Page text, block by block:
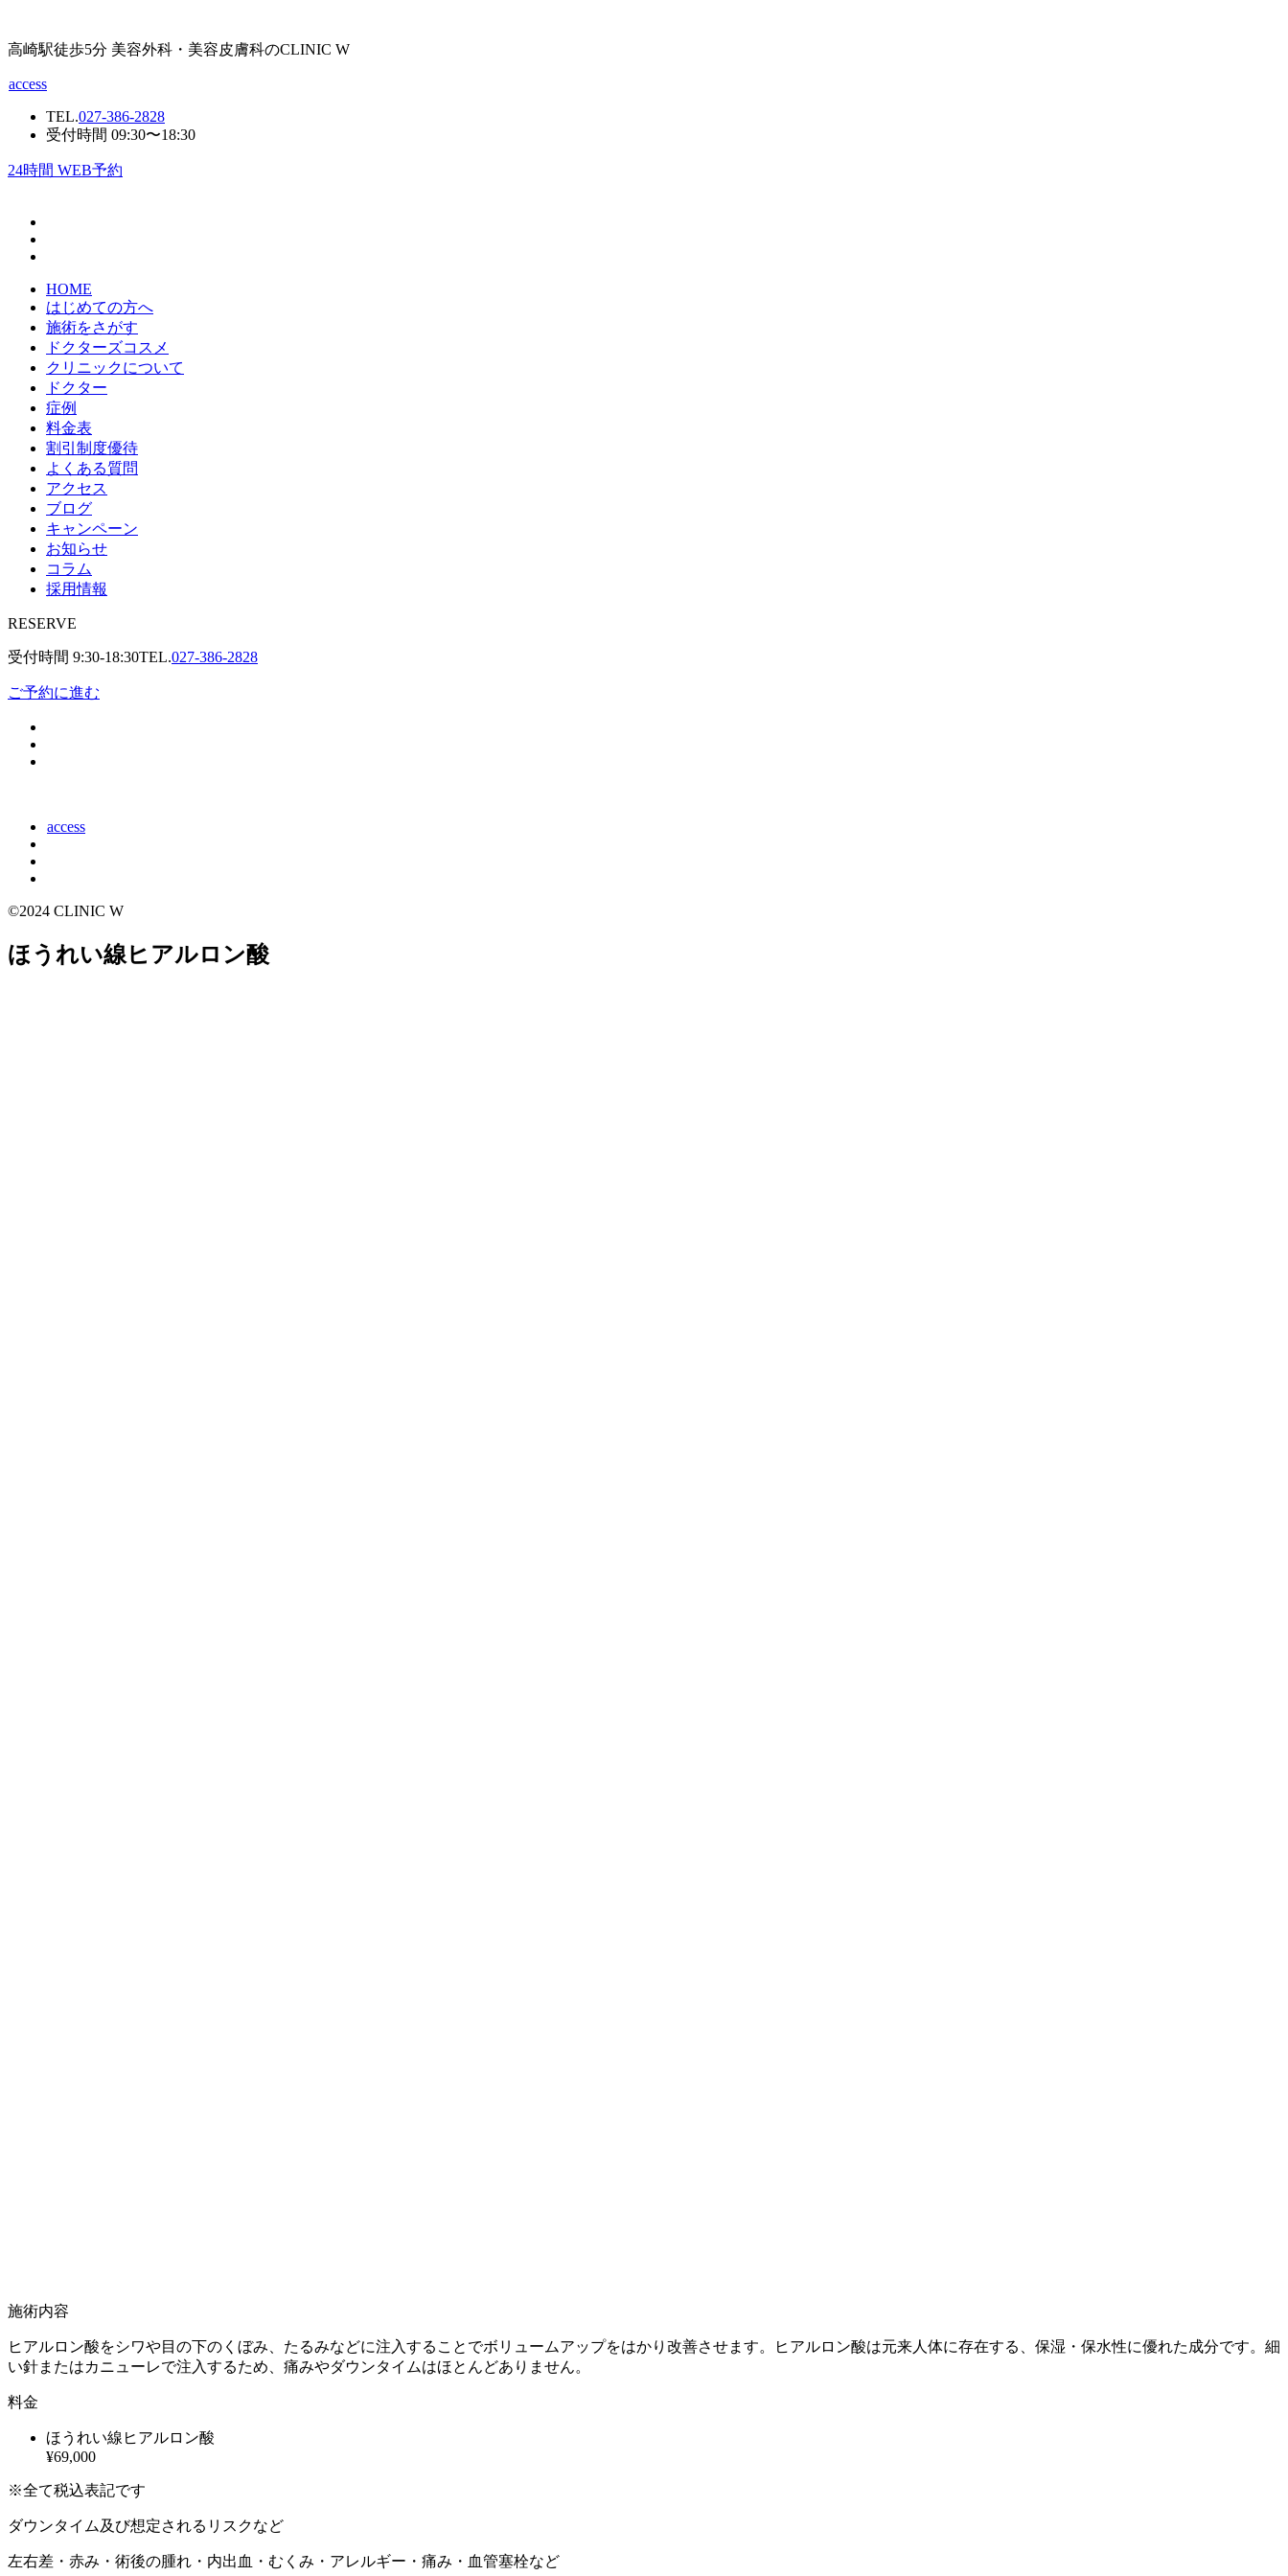
高崎駅徒歩5分 美容外科・美容皮膚科のCLINIC W
access
TEL.027-386-2828
受付時間 09:30〜18:30
24時間 WEB予約
HOME
はじめての方へ
施術をさがす
ドクターズコスメ
クリニックについて
ドクター
症例
料金表
割引制度優待
よくある質問
アクセス
ブログ
キャンペーン
お知らせ
コラム
採用情報
RESERVE
受付時間 9:30-18:30TEL.027-386-2828
ご予約に進む
access
©2024 CLINIC W
ほうれい線ヒアルロン酸
施術内容
ヒアルロン酸をシワや目の下のくぼみ、たるみなどに注入することでボリュームアップをはかり改善させます。ヒアルロン酸は元来人体に存在する、保湿・保水性に優れた成分です。細
い針またはカニューレで注入するため、痛みやダウンタイムはほとんどありません。
料金
ほうれい線ヒアルロン酸
¥69,000
※全て税込表記です
ダウンタイム及び想定されるリスクなど
左右差・赤み・術後の腫れ・内出血・むくみ・アレルギー・痛み・血管塞栓など